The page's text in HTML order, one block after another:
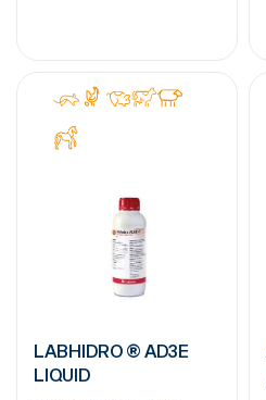
LABHIDRO ® AD3E
LIQUID